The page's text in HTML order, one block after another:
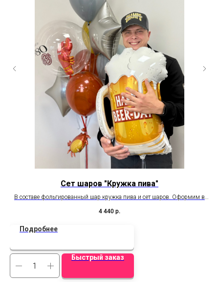
Сет шаров "Кружка пива"
В составе фольгированный шар кружка пива и сет шаров. Оформим в
4 440 р.
Подробнее
Быстрый заказ